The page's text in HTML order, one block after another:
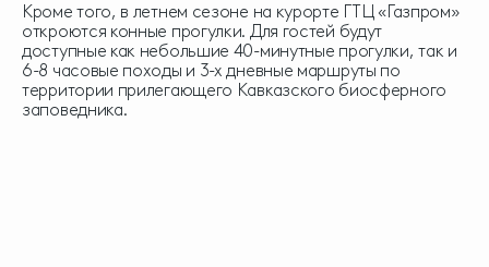
Кроме того, в летнем сезоне на курорте ГТЦ «Газпром»
откроются конные прогулки. Для гостей будут
доступные как небольшие 40-минутные прогулки, так и
6-8 часовые походы и 3-х дневные маршруты по
территории прилегающего Кавказского биосферного
заповедника.